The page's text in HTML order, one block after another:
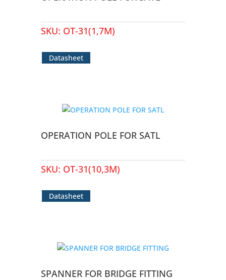
SKU: OT-31(1,7M)
Datasheet
OPERATION POLE FOR SATL
SKU: OT-31(10,3M)
Datasheet
SPANNER FOR BRIDGE FITTING